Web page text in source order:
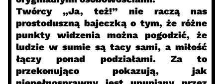
Twórcy „Ja, też!” nie raczą nas
prostoduszną bajeczką o tym, że różne
punkty widzenia można pogodzić, że
ludzie w sumie są tacy sami, a miłość
łączy ponad podziałami. Za to
przekonująco pokazują, jak